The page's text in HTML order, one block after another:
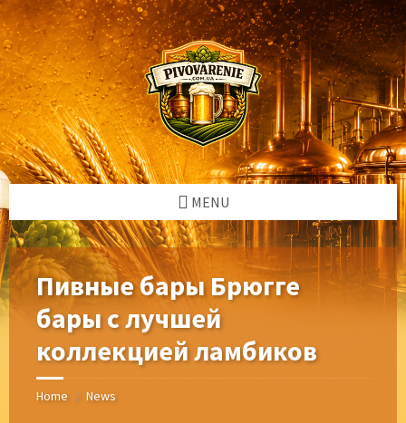
Skip
to
content
Skip
to
left
sidebar
Skip
to
right
sidebar
Skip
to
footer
MENU
Пивные бары Брюгге
бары с лучшей
коллекцией ламбиков
Home / News